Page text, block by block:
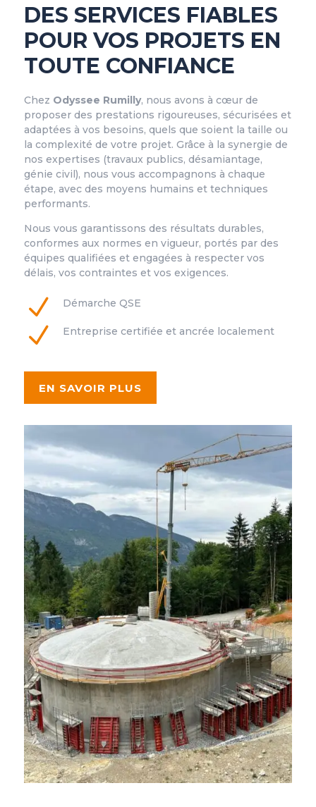
DES SERVICES FIABLES
POUR VOS PROJETS EN
TOUTE CONFIANCE
Chez Odyssee Rumilly, nous avons à cœur de
proposer des prestations rigoureuses, sécurisées et
adaptées à vos besoins, quels que soient la taille ou
la complexité de votre projet. Grâce à la synergie de
nos expertises (travaux publics, désamiantage,
génie civil), nous vous accompagnons à chaque
étape, avec des moyens humains et techniques
performants.
Nous vous garantissons des résultats durables,
conformes aux normes en vigueur, portés par des
équipes qualifiées et engagées à respecter vos
délais, vos contraintes et vos exigences.
N Démarche QSE
N Entreprise certifiée et ancrée localement
EN SAVOIR PLUS